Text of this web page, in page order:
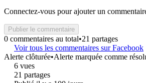
Connectez-vous pour ajouter un
Publier le commentaire
0 commentaires au total•21 partages
Voir tous les commentaires sur Facebook
Alerte clôturée•Alerte marquée comme
6 vues
21 partages